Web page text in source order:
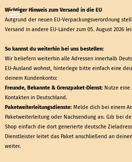
Wichtiger Hinweis zum Versand in die EU
Aufgrund der neuen EU-Verpackungsverordnung
Versand in andere EU-Länder zum 05. August 2026
So kannst du weiterhin bei uns bestellen:
Wir beliefern weiterhin alle Adressen innerhalb
EU-Ausland wohnst, hinterlege bitte einfach eine
deinem Kundenkonto:
Freunde, Bekannte & Grenzpaket-Dienst: Nutze eine
Kontakten in Deutschland.
Paketweiterleitungsdienste: Melde dich bei einem
Paketweiterleitung oder Nachsendung an. Gib bei
Shop einfach die dort generierte deutsche
Dienstleister leitet das Paket anschließend an
weiter.